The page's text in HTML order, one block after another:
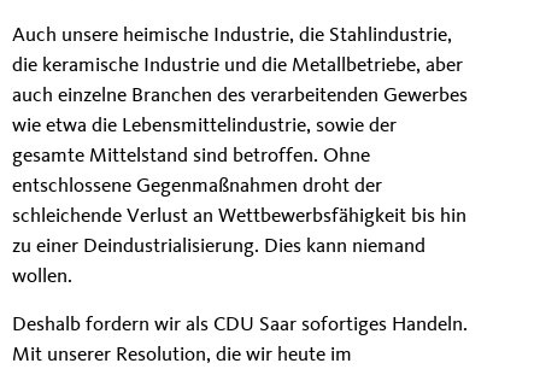
Auch unsere heimische Industrie, die Stahlindustrie,
die keramische Industrie und die Metallbetriebe, aber
auch einzelne Branchen des verarbeitenden Gewerbes
wie etwa die Lebensmittelindustrie, sowie der
gesamte Mittelstand sind betroffen. Ohne
entschlossene Gegenmaßnahmen droht der
schleichende Verlust an Wettbewerbsfähigkeit bis hin
zu einer Deindustrialisierung. Dies kann niemand
wollen.
Deshalb fordern wir als CDU Saar sofortiges Handeln.
Mit unserer Resolution, die wir heute im